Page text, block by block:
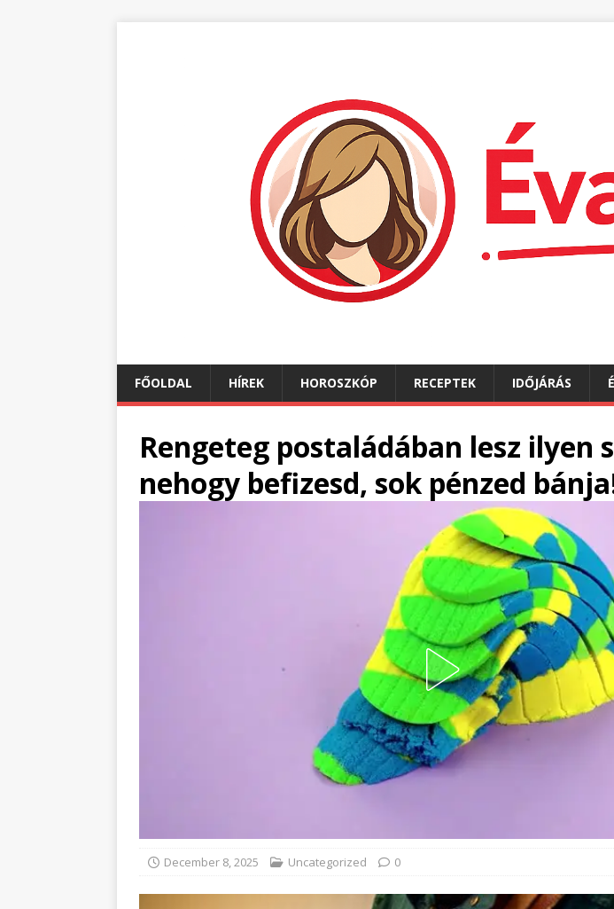
FŐOLDAL HÍREK HOROSZKÓP RECEPTEK IDŐJÁRÁS
Rengeteg postaládában lesz ilyen
nehogy befizesd, sok pénzed
December 8, 2025 Uncategorized 0